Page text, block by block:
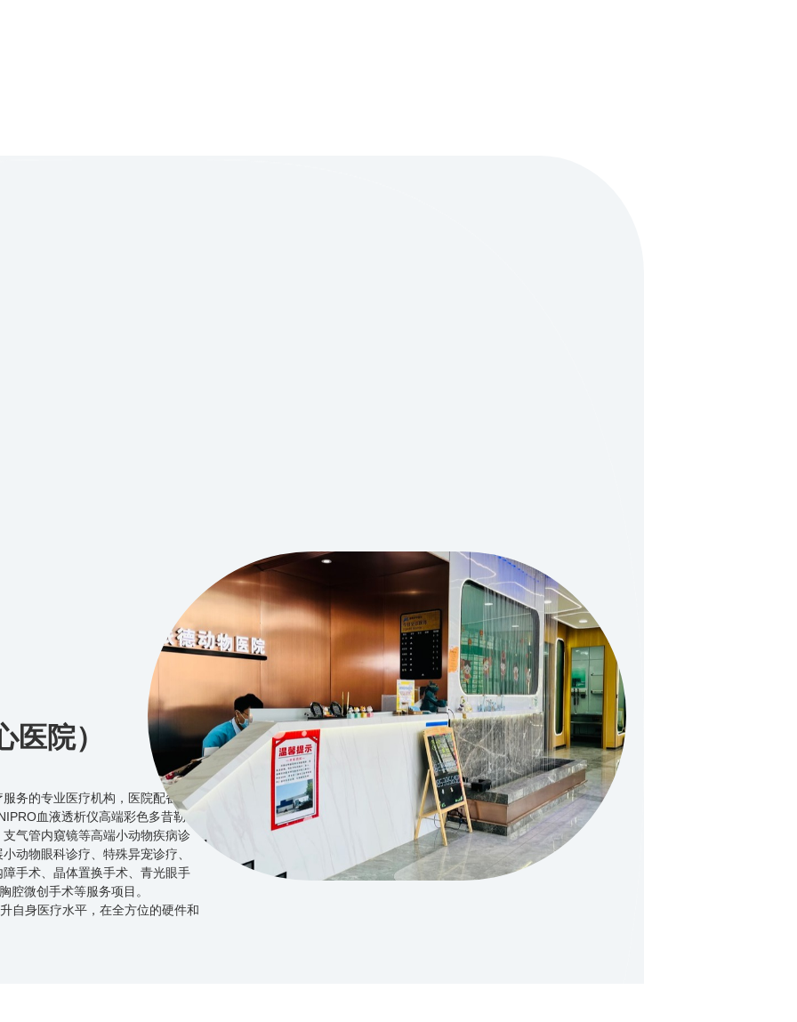
院）
务的专业医疗机构，医院配备德
血液透析仪高端彩色多昔勒、
气管内窺镜等高端小动物疾病诊
动物眼科诊疗、特殊异宠诊疗、
手术、晶体置换手术、青光眼手
腔微创手术等服务项目。
身医疗水平，在全方位的硬件和